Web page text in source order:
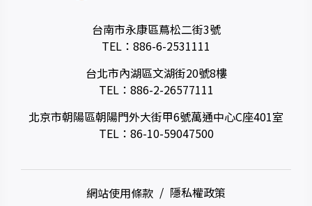
台南市永康區蔦松二街3號
TEL： 886-6-2531111
台北市內湖區文湖街20號8樓
TEL： 886-2-26577111
北京市朝陽區朝陽門外大街甲6號萬通中心C座401室
TEL： 86-10-59047500
網站使用條款 隱私權政策